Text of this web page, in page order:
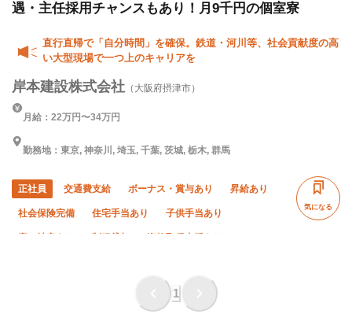
遇・主任採用チャンスもあり！月9千円の個室寮
直行直帰で「自分時間」を確保。鉄道・河川等、社会貢献度の高
い大型現場で一つ上のキャリアを
岸本建設株式会社 （大阪府摂津市）
月給：22万円〜34万円
勤務地：東京, 神奈川, 埼玉, 千葉, 茨城, 栃木, 群馬
正社員 交通費支給 ボーナス・賞与あり 昇給あり
社会保険完備 住宅手当あり 子供手当あり
直帰・直行OK
気になる
1